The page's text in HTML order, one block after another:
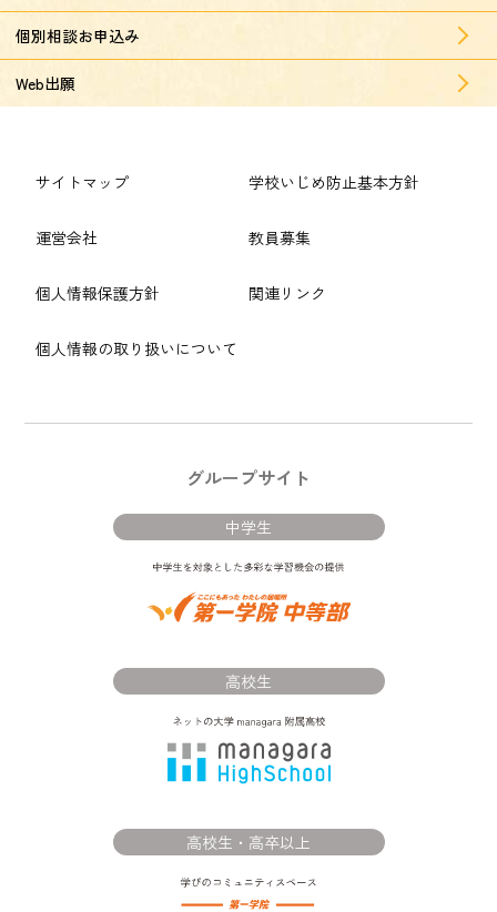
個別相談お申込み
Web出願
サイトマップ
運営会社
個人情報保護方針
個人情報の取り扱いについて
学校いじめ防止基本方針
教員募集
関連リンク
グループサイト
中学生
高校生
高校生・高卒以上